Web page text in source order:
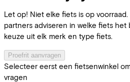
Let op! Niet elke fiets is op
partners adviseren in welke fiets
keuze uit elk merk en type fiets.
Proefrit aanvragen
Selecteer eerst een fietsenwinkel
vragen